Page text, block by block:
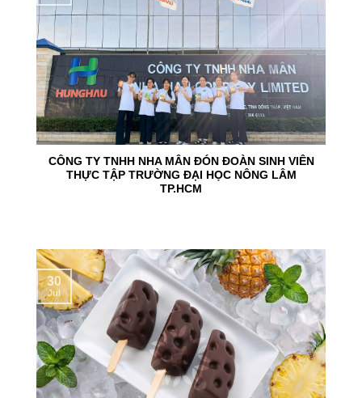
CÔNG TY TNHH NHA MÂN ĐÓN ĐOÀN SINH VIÊN
THỰC TẬP TRƯỜNG ĐẠI HỌC NÔNG LÂM
TP.HCM
30
Jul